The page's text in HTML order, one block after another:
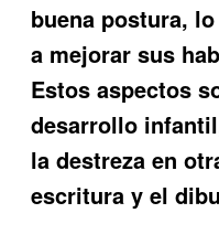
buena postura,
a mejorar sus
Estos aspectos
desarrollo
la destreza en
escritura y el